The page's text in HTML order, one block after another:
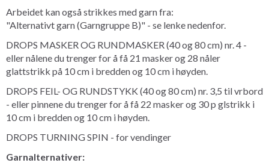
Arbeidet kan også strikkes med garn fra:
"Alternativt garn (Garngruppe B)" - se lenke nedenfor.
DROPS MASKER OG RUNDMASKER (40 og 80 cm) nr. 4 -
eller nålene du trenger for å få 21 masker og 28 nåler
glattstrikk på 10 cm i bredden og 10 cm i høyden.
DROPS FEIL- OG RUNDSTYKK (40 og 80 cm) nr. 3,5 til vrbord
- eller pinnene du trenger for å få 22 masker og 30 p glstrikk i
10 cm i bredden og 10 cm i høyden.
DROPS TURNING SPIN - for vendinger
Garnalternativer: